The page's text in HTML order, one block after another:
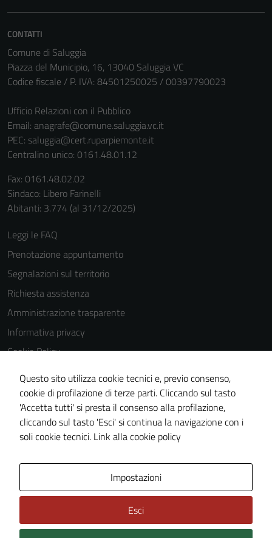
CONTATTI
Comune di Saluggia
Piazza del Municipio, 16, 13040 Saluggia VC
Codice fiscale / P. IVA: 84501250025 / 00397790023
Ufficio Relazioni con il Pubblico
Email: anagrafe@comune.saluggia.vc.it
PEC: saluggia@cert.ruparpiemonte.it
Centralino unico: 0161.48.01.12
Fax: 0161.48.02.02
Sindaco: Libero Farinelli
Abitanti: 3.774 (al 31/12/2025)
Leggi le FAQ
Prenotazione appuntamento
Segnalazioni sul territorio
Richiesta assistenza
Amministrazione trasparente
Informativa privacy
Cookie Policy
Note legali
Dichiarazione di accessibilità
Piano di miglioramento del sito
Statistiche sito web
Questo sito utilizza cookie tecnici e, previo consenso,
cookie di profilazione di terze parti. Cliccando sul tasto
'Accetta tutti' si presta il consenso alla profilazione,
cliccando sul tasto 'Esci' si continua la navigazione con i
soli cookie tecnici. Link alla cookie policy
Impostazioni
Esci
personali.